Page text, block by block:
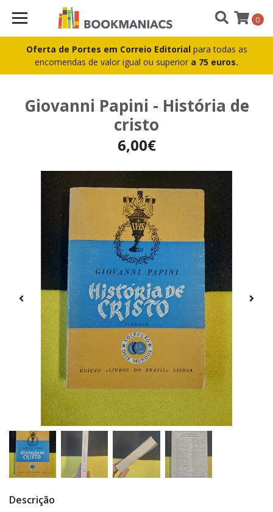
Oferta de Portes em Correio Editorial para todas as
encomendas de valor igual ou superior a 75 euros.
0
Giovanni Papini - História de
cristo
6,00€
Descrição